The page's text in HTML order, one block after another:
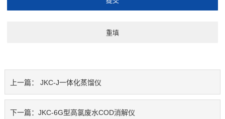
上一篇： JKC-J一体化蒸馏仪
下一篇： JKC-6G型高氯废水COD消解仪